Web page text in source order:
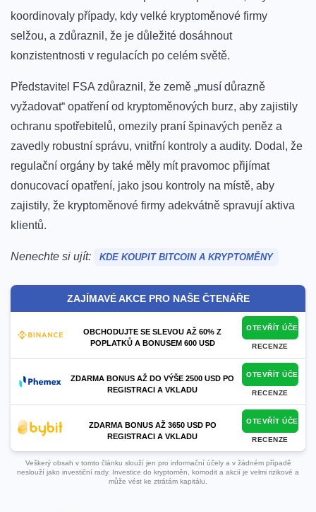
koordinovaly případy, kdy velké kryptoměnové firmy
selžou, a zdůraznil, že je důležité dosáhnout
konzistentnosti v regulacích po celém světě.
Představitel FSA zdůraznil, že země „musí důrazně
vyžadovat“ opatření od kryptoměnových burz, aby zajistily
ochranu spotřebitelů, omezily praní špinavých peněz a
zavedly robustní správu, vnitřní kontroly a audity. Dodal, že
regulační orgány by také měly mít pravomoc přijímat
donucovací opatření, jako jsou kontroly na místě, aby
zajistily, že kryptoměnové firmy adekvátně spravují aktiva
klientů.
Nenechte si ujít: KDE KOUPIT BITCOIN A KRYPTOMĚNY
ZAJÍMAVÉ AKCE PRO NAŠE ČTENÁŘE
OBCHODUJTE SE SLEVOU AŽ 60% Z
POPLATKŮ A BONUSEM 600 USD
OTEVŘÍT ÚČET
RECENZE
ZDARMA BONUS AŽ DO VÝŠE 2500 USD PO
REGISTRACI A VKLADU
OTEVŘÍT ÚČET
RECENZE
ZDARMA BONUS AŽ 3650 USD PO
REGISTRACI A VKLADU
OTEVŘÍT ÚČET
RECENZE
Veškerý obsah v tomto článku slouží jen pro informační účely a v žádném případě
neslouží jako investiční rady. Investice do kryptoměn, komodit a akcií je velmi rizikové a
může vést ke ztrátám kapitálu.